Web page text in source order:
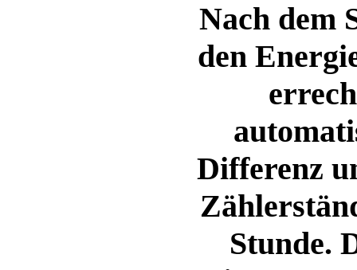
Nach dem
den
Differenz
Stunde.